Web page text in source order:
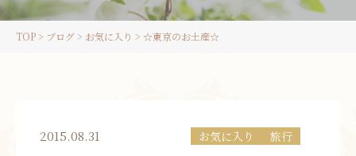
TOP> ブログ> お気に入り > ☆東京のお土産☆
2015.08.31 お気に入り 旅行